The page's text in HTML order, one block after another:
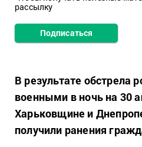
рассылку
Подписаться
В результате обстрела
военными в ночь на 30
Харьковщине и
получили ранения